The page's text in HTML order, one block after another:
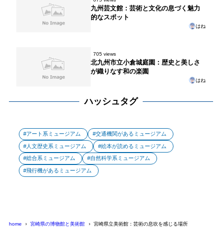
九州芸文館：芸術と文化の息づく魅力
的なスポット
はね
705 views
北九州市立小倉城庭園：歴史と美しさ
が織りなす和の楽園
はね
ハッシュタグ
アート系ミュージアム 交通機関があるミュージアム
人文歴史系ミュージアム 絵本が読めるミュージアム
総合系ミュージアム 自然科学系ミュージアム
飛行機があるミュージアム
home 宮崎県の博物館と美術館 宮崎県立美術館：芸術の息吹を感じる場所